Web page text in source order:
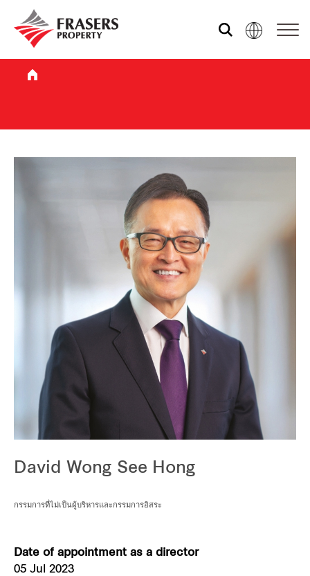
เราคือใคร
สิ่งที่เราทำ
นักลงทุนสัมพันธ์
ข่าวสารและสื่อต่าง ๆ
Our global group
REITS
Hospitality
Industrial
David Wong See Hong
กรรมการที่ไม่เป็นผู้บริหารและกรรมการอิสระ
Date of appointment as a director
05 Jul 2023